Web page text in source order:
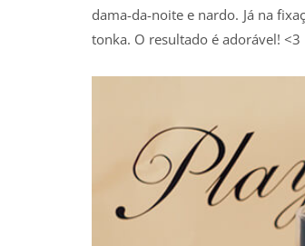
dama-da-noite e nardo. Já na
tonka. O resultado é adorável! <3